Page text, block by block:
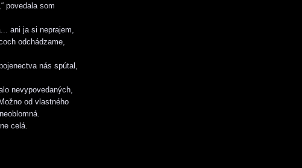
povedala som
ani ja si neprajem,
odchádzame,
nás spútal,
nevypovedaných,
od vlastného
celá.